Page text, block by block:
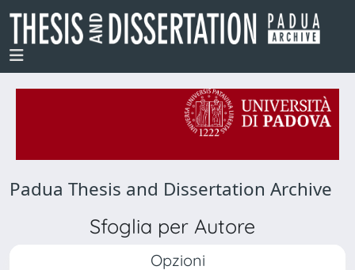
Padua Thesis and Dissertation Archive
Sfoglia per Autore
Opzioni